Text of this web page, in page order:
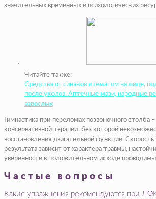
значительных временных и психологических
Читайте также:
Средства от синяков и гематом на лице,
после уколов. Аптечные мази, народные
взрослых
Гимнастика при переломах позвоночного столба
консервативной терапии, без которой
восстановления двигательной функции.
результата зависит от характера травмы,
уверенности в положительном исходе
Частые вопросы
Какие упражнения рекомендуются при